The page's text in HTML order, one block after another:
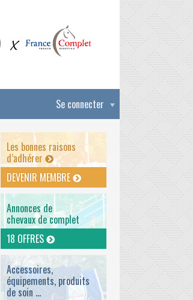
Se connecter
Les bonnes raisons
d’adhérer
DEVENIR MEMBRE
Annonces de
chevaux de complet
18 OFFRES
Accessoires,
équipements, produits
de soin ...